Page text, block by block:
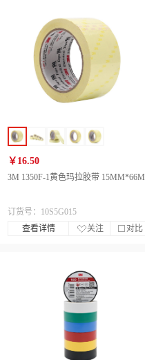
￥16.50
3M 1350F-1黄色玛拉胶带 15MM*66M
订货号：10S5G015
查看详情
关注 对比